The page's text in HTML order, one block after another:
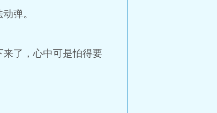
弹。
了，心中可是怕得要